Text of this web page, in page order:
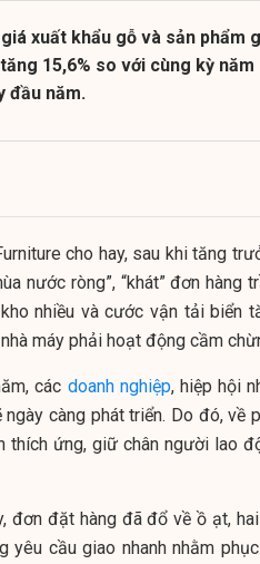
xuất khẩu gỗ và sản phẩm
15,6% so với cùng kỳ năm
đầu năm.
cho hay, sau khi tăng
nước ròng”, “khát” đơn hàng
nhiều và cước vận tải biển
máy phải hoạt động cầm
các doanh nghiệp, hiệp hội
càng phát triển. Do đó, về
thích ứng, giữ chân người lao
đơn đặt hàng đã đổ về ồ ạt,
yêu cầu giao nhanh nhằm